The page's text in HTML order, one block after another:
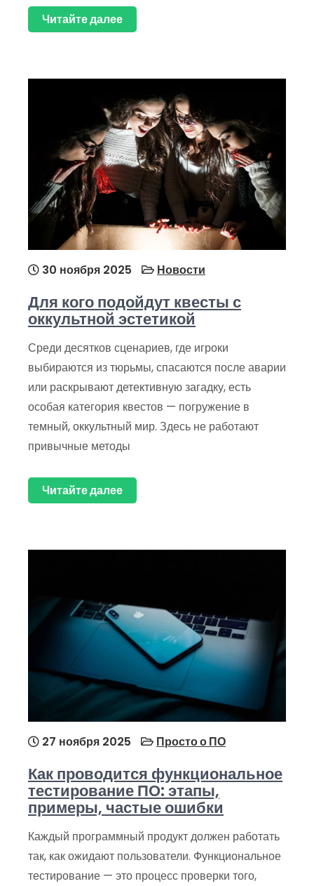
Читайте далее
30 ноября 2025 Новости
Для кого подойдут квесты с
оккультной эстетикой
Среди десятков сценариев, где игроки
выбираются из тюрьмы, спасаются после аварии
или раскрывают детективную загадку, есть
особая категория квестов — погружение в
темный, оккультный мир. Здесь не работают
привычные методы
Читайте далее
27 ноября 2025 Просто о ПО
Как проводится функциональное
тестирование ПО: этапы,
примеры, частые ошибки
Каждый программный продукт должен работать
так, как ожидают пользователи. Функциональное
тестирование — это процесс проверки того,